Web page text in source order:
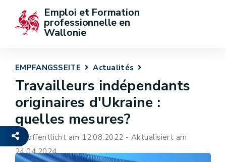
Emploi et Formation
professionnelle en
Wallonie
EMPFANGSSEITE Actualités
Travailleurs indépendants
originaires d'Ukraine :
quelles mesures?
Veröffentlicht am 12.08.2022 - Aktualisiert am
24.04.2024